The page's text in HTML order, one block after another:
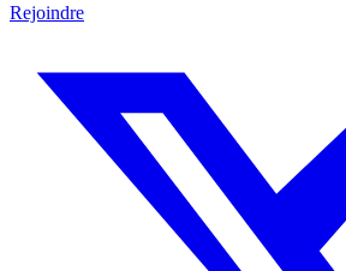
Rejoindre